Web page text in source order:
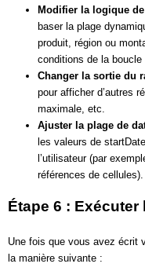
Modifier la logique
baser la plage
produit, région ou
conditions de la
Changer la sortie du
pour afficher d’autres
maximale, etc.
Ajuster la plage de
les valeurs de
l’utilisateur (par
références de cellules).
Étape 6 : Exécuter
Une fois que vous avez écrit
la manière suivante :